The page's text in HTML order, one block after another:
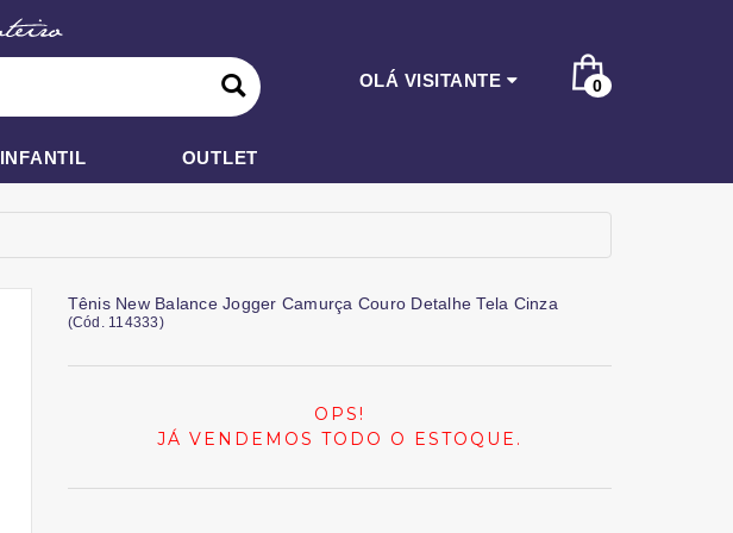
OLÁ VISITANTE 0
INFANTIL OUTLET
Tênis New Balance Jogger Camurça Couro Detalhe Tela Cinza
(Cód. 114333)
OPS!
JÁ VENDEMOS TODO O ESTOQUE.